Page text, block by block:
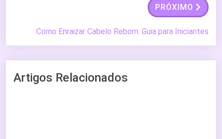
PRÓXIMO
Como Enraizar Cabelo Reborn: Guia para Iniciantes
Artigos Relacionados